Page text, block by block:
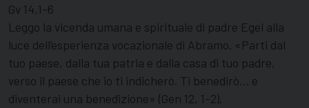
Gv 14,1-6
Leggo la vicenda umana e spirituale di padre Egel alla
luce dell’esperienza vocazionale di Abramo. «Parti dal
tuo paese, dalla tua patria e dalla casa di tuo padre,
verso il paese che io ti indicherò. Ti benedirò… e
diventerai una benedizione» (Gen 12, 1-2).